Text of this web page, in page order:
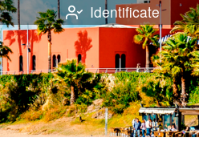
Identificate